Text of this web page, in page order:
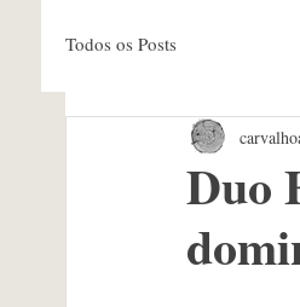
Todos os Posts
Duo